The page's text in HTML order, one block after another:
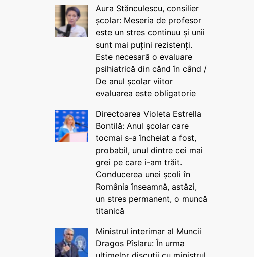
Aura Stănculescu, consilier
școlar: Meseria de profesor
este un stres continuu și unii
sunt mai puțini rezistenți.
Este necesară o evaluare
psihiatrică din când în când /
De anul școlar viitor
evaluarea este obligatorie
Directoarea Violeta Estrella
Bontilă: Anul școlar care
tocmai s-a încheiat a fost,
probabil, unul dintre cei mai
grei pe care i-am trăit.
Conducerea unei școli în
România înseamnă, astăzi,
un stres permanent, o muncă
titanică
Ministrul interimar al Muncii
Dragos Pîslaru: În urma